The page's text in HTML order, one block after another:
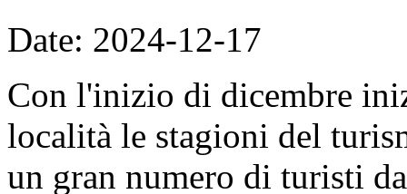
Date: 2024-12-17
Con l'inizio di dicembre
località le stagioni del
un gran numero di turisti